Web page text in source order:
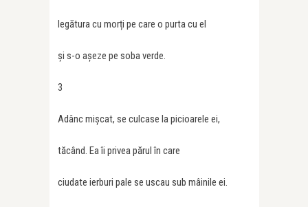
legătura cu morți pe care o purta cu el
și s-o așeze pe soba verde.
3
Adânc mișcat, se culcase la picioarele ei,
tăcând. Ea îi privea părul în care
ciudate ierburi pale se uscau sub mâinile ei.